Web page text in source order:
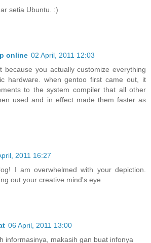
setia Ubuntu. :)
online 02 April, 2011 12:03
because you actually customize everything
hardware. when gentoo first came out, it
to the system compiler that all other
used and in effect made them faster as
2011 16:27
I am overwhelmed with your depiction.
out your creative mind's eye.
06 April, 2011 13:00
informasinya, makasih gan buat infonya